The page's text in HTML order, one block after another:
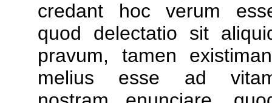
credant hoc verum
quod delectatio sit
pravum, tamen
melius esse ad